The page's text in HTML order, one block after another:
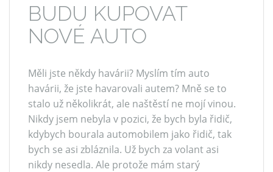
BUDU KUPOVAT
NOVÉ AUTO
Měli jste někdy havárii? Myslím tím auto
havárii, že jste havarovali autem? Mně se to
stalo už několikrát, ale naštěstí ne mojí vinou.
Nikdy jsem nebyla v pozici, že bych byla řidič,
kdybych bourala automobilem jako řidič, tak
bych se asi zbláznila. Už bych za volant asi
nikdy nesedla. Ale protože mám starý